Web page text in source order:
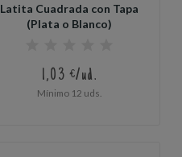
Latita Cuadrada con Tapa
(Plata o Blanco)
1,03 €/ud.
Mínimo 12 uds.